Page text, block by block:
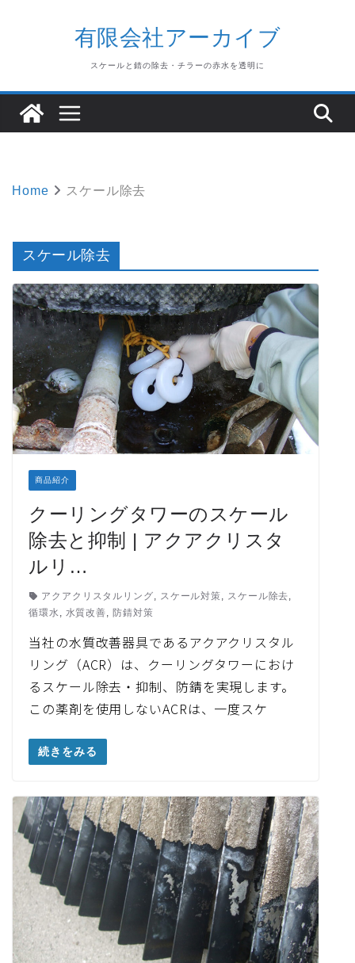
有限会社アーカイブ
スケールと錆の除去・チラーの赤水を透明に
Home スケール除去
スケール除去
商品紹介
クーリングタワーのスケール
除去と抑制 | アクアクリスタ
ルリ…
アクアクリスタルリング スケール対策 スケール除去
循環水
水質改善 防錆対策
当社の水質改善器具であるアクアクリスタル
リング（ACR）は、クーリングタワーにおけ
るスケール除去・抑制、防錆を実現します。
この薬剤を使用しないACRは、一度スケ
続きをみる